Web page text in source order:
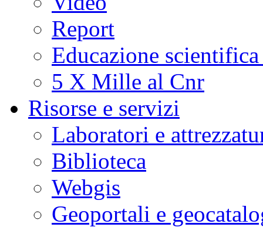
Report
Educazione
5 X Mille al Cnr
Risorse e servizi
Laboratori e
Biblioteca
Webgis
Geoportali e